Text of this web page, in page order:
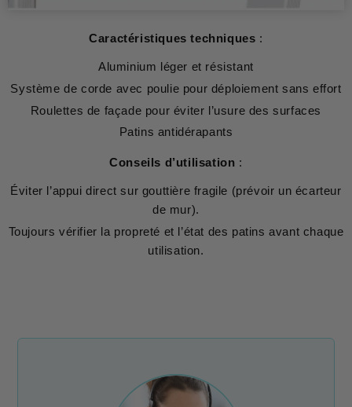
Caractéristiques techniques :
Aluminium léger et résistant
Système de corde avec poulie pour déploiement sans effort
Roulettes de façade pour éviter l’usure des surfaces
Patins antidérapants
Conseils d’utilisation :
Éviter l’appui direct sur gouttière fragile (prévoir un écarteur
de mur).
Toujours vérifier la propreté et l’état des patins avant chaque
utilisation.